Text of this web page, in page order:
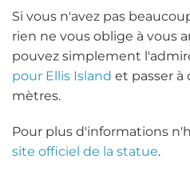
Si vous n'avez pas
rien ne vous oblige à vous
pouvez simplement
pour Ellis Island et passer à
mètres.
Pour plus d'informations
site officiel de la statue.